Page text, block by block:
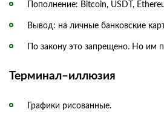
Пополнение: Bitcoin, USDT,
Вывод: на личные банковские
По закону это запрещено. Но им
Терминал–иллюзия
Графики рисованные.